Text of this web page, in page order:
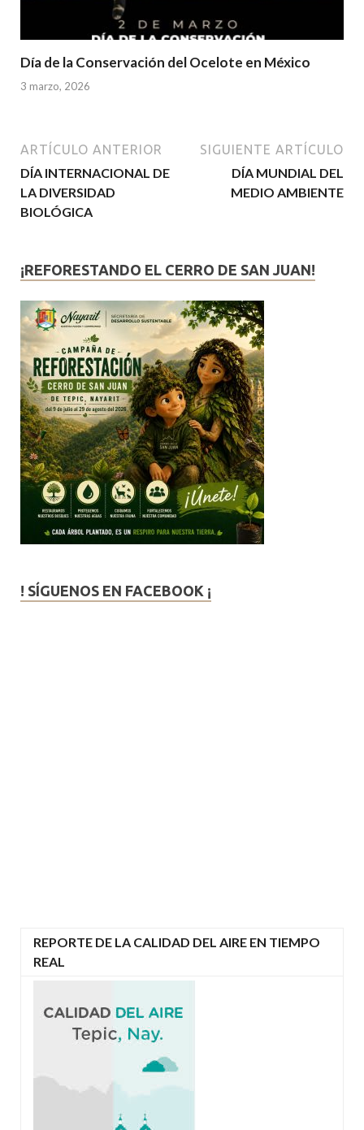
Día de la Conservación del Ocelote en México
3 marzo, 2026
ARTÍCULO ANTERIOR
DÍA INTERNACIONAL DE
LA DIVERSIDAD
BIOLÓGICA
SIGUIENTE ARTÍCULO
DÍA MUNDIAL DEL
MEDIO AMBIENTE
¡REFORESTANDO EL CERRO DE SAN JUAN!
! SÍGUENOS EN FACEBOOK ¡
REPORTE DE LA CALIDAD DEL AIRE EN TIEMPO
REAL